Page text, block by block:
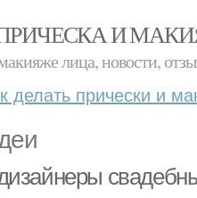
И
лица, новости,
делать прически и